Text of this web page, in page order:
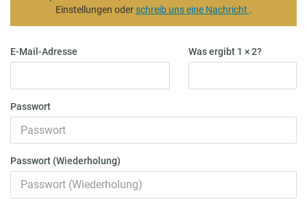
Einstellungen oderschreib uns eine Nachricht .
E-Mail-Adresse Was ergibt 1 × 2?
Passwort
Passwort (Wiederholung)